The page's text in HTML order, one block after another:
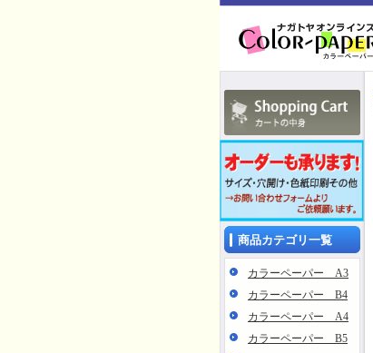
商品カテゴリ一覧
カラーペーパー A3
カラーペーパー B4
カラーペーパー A4
カラーペーパー B5